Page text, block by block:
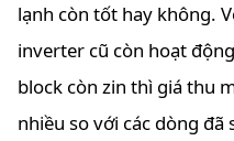
lạnh còn tốt hay không.
inverter cũ còn hoạt
block còn zin thì giá thu
nhiều so với các dòng đã